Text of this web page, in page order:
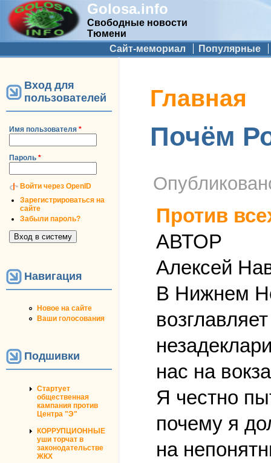
Golosa.info
Свободные новости
Тюмени
Дополнительное меню
Сайт-мемориал Популярные
Вход для
пользователей
Имя пользователя *
Пароль *
Войти через OpenID
Зарегистрироваться на
сайте
Забыли пароль?
Навигация
Новое на сайте
Ваши голосования
Подшивки
Стартует
общественная
кампания против
Центра "Э"
КОРРУПЦИОННЫЕ
уши торчат в
законодательстве
ЖКХ
Вы здесь
Главная
Почём
Против
АВТОР
Алексей
В Нижнем
нас на
Я честно
почему я
на